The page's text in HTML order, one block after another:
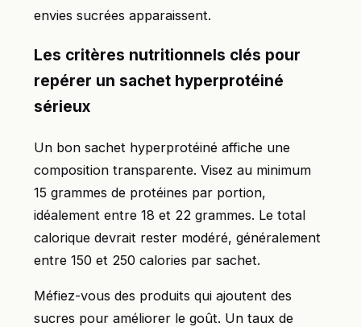
envies sucrées apparaissent.
Les critères nutritionnels clés pour
repérer un sachet hyperprotéiné
sérieux
Un bon sachet hyperprotéiné affiche une
composition transparente. Visez au minimum
15 grammes de protéines par portion,
idéalement entre 18 et 22 grammes. Le total
calorique devrait rester modéré, généralement
entre 150 et 250 calories par sachet.
Méfiez-vous des produits qui ajoutent des
sucres pour améliorer le goût. Un taux de